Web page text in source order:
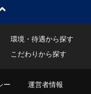
環境・待遇から探す
こだわりから探す
ー
運営者情報